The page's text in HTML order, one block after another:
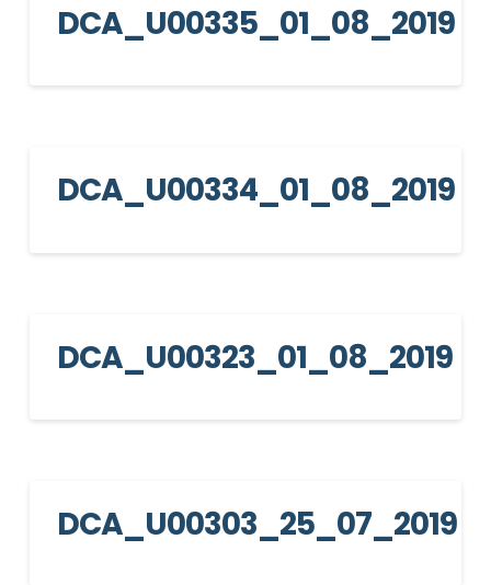
DCA_U00335_01_08_2019
DCA_U00334_01_08_2019
DCA_U00323_01_08_2019
DCA_U00303_25_07_2019